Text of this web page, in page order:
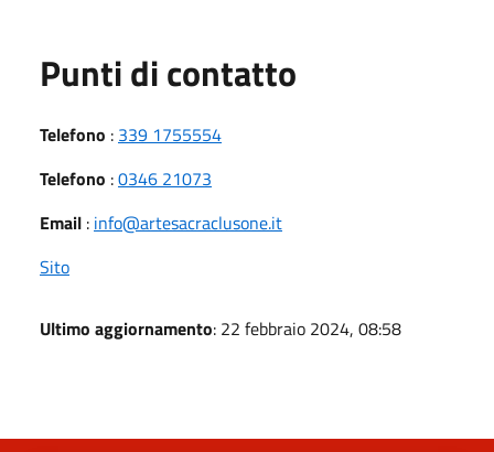
Punti di contatto
Telefono : 339 1755554
Telefono :0346 21073
Email : info@artesacraclusone.it
Sito
Ultimo aggiornamento: 22 febbraio 2024, 08:58